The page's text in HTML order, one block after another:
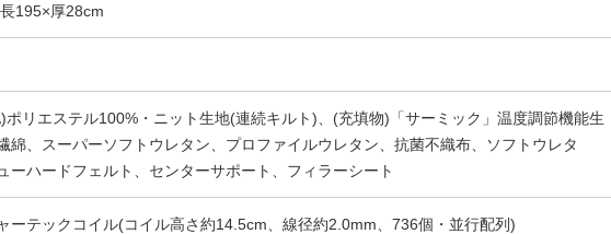
195×厚28cm
ポリエステル100%・ニット生地(連続キルト)、(充填物)「サーミック」温度調節機能生
綿、スーパーソフトウレタン、プロファイルウレタン、抗菌不織布、ソフトウレタ
ーハードフェルト、センターサポート、フィラーシート
ーテックコイル(コイル高さ約14.5cm、線径約2.0mm、736個・並行配列)